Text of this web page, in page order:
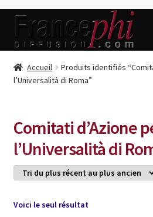
Aller
la
Aller
contenu
Accueil
Accueil
Compte
Conditions de Vente
Connection
Accueil
Produits identifiés
l’Universalità di Roma”
Comitati d’Azione
l’Universalità di
Voici le seul résultat